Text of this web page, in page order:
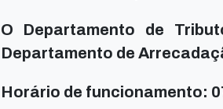
O Departamento de
Departamento de
Horário de funcionamento: